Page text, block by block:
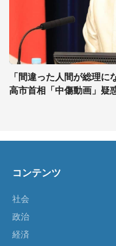
「間違った人間が総理
高市首相「中傷動画」疑
コンテンツ
社会
政治
経済